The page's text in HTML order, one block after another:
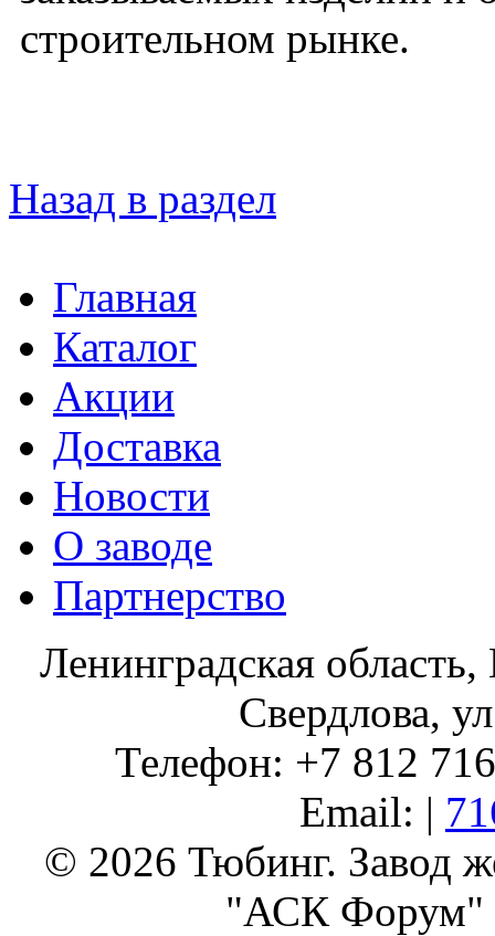
строительном рынке.
Назад в раздел
Главная
Каталог
Акции
Доставка
Новости
О заводе
Партнерство
Ленинградская
Свердлова,
Телефон: +7 812
Email: |
© 2026 Тюбинг. Завод
"АСК Форум"